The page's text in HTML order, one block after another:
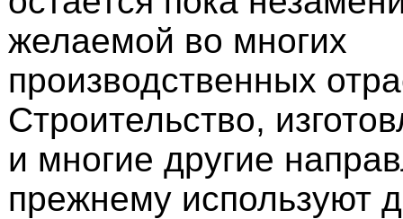
желаемой во многих
производственных
Строительство,
и многие другие
прежнему используют